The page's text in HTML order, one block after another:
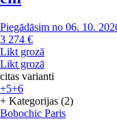
Piegādāsim no 06. 10.
3 274 €
Likt grozā
Likt grozā
citas varianti
+5+6
+ Kategorijas (2)
Bobochic Paris